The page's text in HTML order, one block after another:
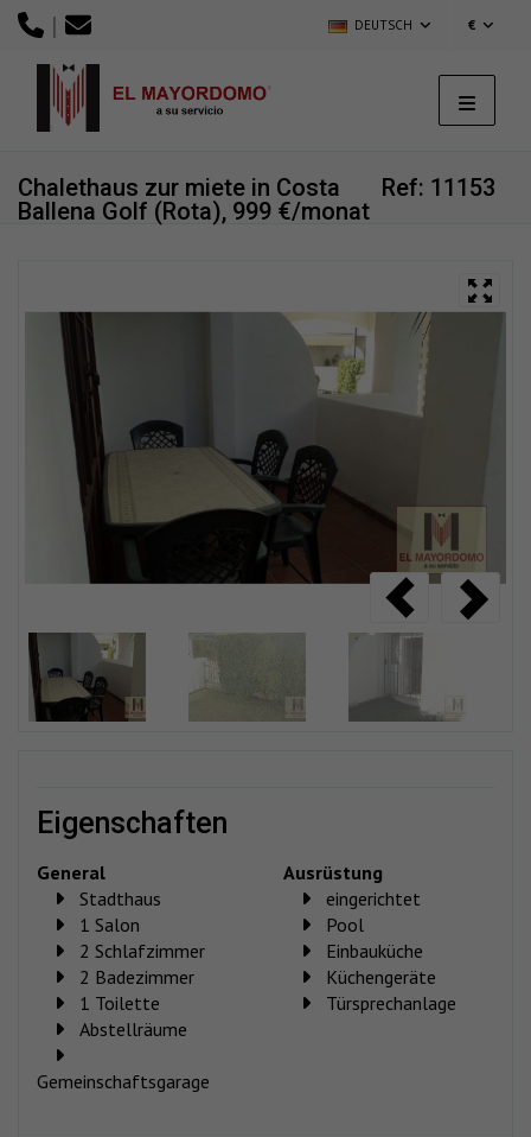
| DEUTSCH €
Ref: 11153
Chalethaus zur miete in Costa
Ballena Golf (Rota), 999 €/monat
eigenschaften
General
Stadthaus
1 Salon
2 Schlafzimmer
2 Badezimmer
1 Toilette
Abstellräume
Gemeinschaftsgarage
Ausrüstung
eingerichtet
Pool
Einbauküche
Küchengeräte
Türsprechanlage